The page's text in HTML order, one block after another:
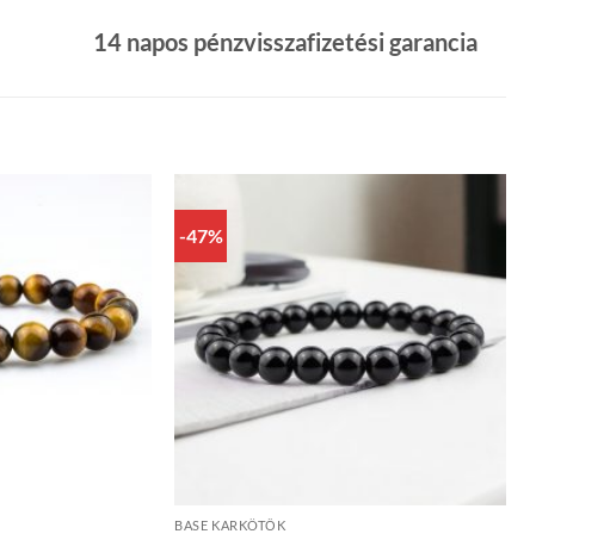
14 napos pénzvisszafizetési garancia
-47%
BASE KARKÖTŐK